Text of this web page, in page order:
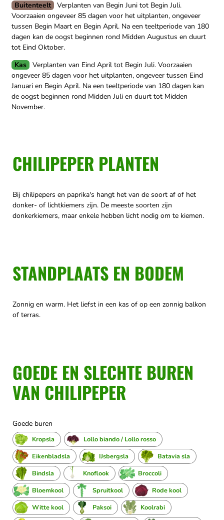
Buitenteelt
Verplanten van Begin Juni tot Begin Juli.
Voorzaaien ongeveer 85 dagen voor het uitplanten, ongeveer
tussen Begin Maart en Begin April. Na een teeltperiode van 180
dagen kan de oogst beginnen rond Midden Augustus en duurt
tot Eind Oktober.
Kas
Verplanten van Eind April tot Begin Juli. Voorzaaien
ongeveer 85 dagen voor het uitplanten, ongeveer tussen Eind
Januari en Begin April. Na een teeltperiode van 180 dagen kan
de oogst beginnen rond Midden Juli en duurt tot Midden
November.
CHILIPEPER PLANTEN
Bij chilipepers en paprika's hangt het van de soort af of het
donker- of lichtkiemers zijn. De meeste soorten zijn
donkerkiemers, maar enkele hebben licht nodig om te kiemen.
STANDPLAATS EN BODEM
Zonnig en warm. Het liefst in een kas of op een zonnig balkon
of terras.
GOEDE EN SLECHTE BUREN
VAN CHILIPEPER
Goede buren
Kropsla
Lollo biando / Lollo rosso
Eikenbladsla
IJsbergsla
Batavia sla
Bindsla
Knoflook
Broccoli
Bloemkool
Spruitkool
Rode kool
Witte kool
Paksoi Koolrabi